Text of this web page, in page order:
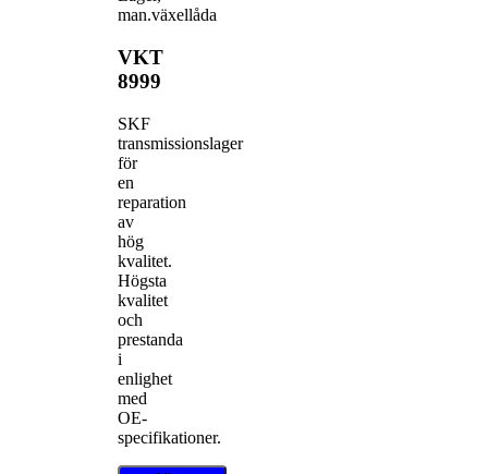
man.växellåda
VKT
8999
SKF
transmissionslager
för
en
reparation
av
hög
kvalitet.
Högsta
kvalitet
och
prestanda
i
enlighet
med
OE-
specifikationer.